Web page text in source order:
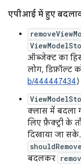
एपीआई में हुए
ऑब्जेक्ट का
लोग, डिफ़ॉल्ट
b/444447434)
क्लास में बदला
लिए फ़ैक्ट्री के
दिखाया जा
बदलकर